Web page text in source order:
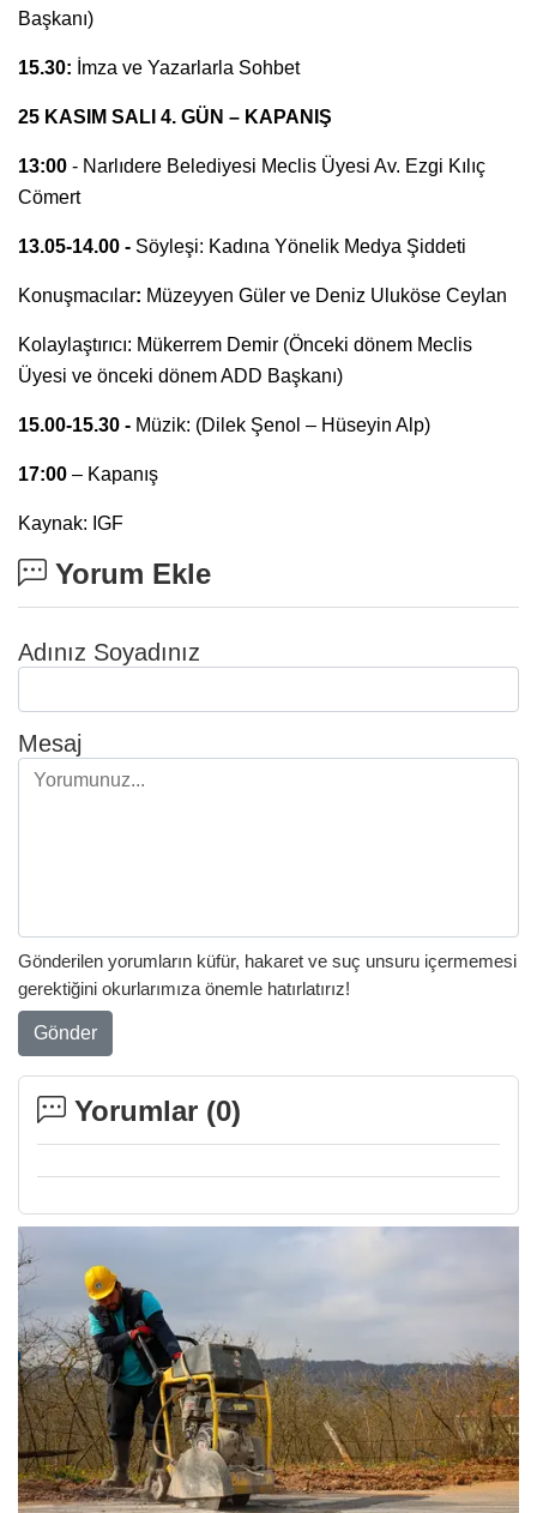
Başkanı)
15.30: İmza ve Yazarlarla Sohbet
25 KASIM SALI 4. GÜN – KAPANIŞ
13:00 - Narlıdere Belediyesi Meclis Üyesi Av. Ezgi Kılıç
Cömert
13.05-14.00 - Söyleşi: Kadına Yönelik Medya Şiddeti
Konuşmacılar: Müzeyyen Güler ve Deniz Uluköse Ceylan
Kolaylaştırıcı: Mükerrem Demir (Önceki dönem Meclis
Üyesi ve önceki dönem ADD Başkanı)
15.00-15.30 - Müzik: (Dilek Şenol – Hüseyin Alp)
17:00 – Kapanış
Kaynak: IGF
Yorum Ekle
Adınız Soyadınız
Mesaj
Gönderilen yorumların küfür, hakaret ve suç unsuru içermemesi
gerektiğini okurlarımıza önemle hatırlatırız!
Gönder
Yorumlar (0)